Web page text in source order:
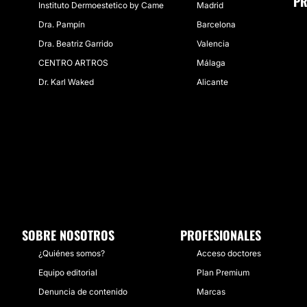
Instituto Dermoestetico by Came
Dra. Pampín
Dra. Beatriz Garrido
CENTRO ARTROS
Dr. Karl Waked
Madrid
Barcelona
Valencia
Málaga
Alicante
SOBRE NOSOTROS
¿Quiénes somos?
Equipo editorial
Denuncia de contenido
PROFESIONALES
Acceso doctores
Plan Premium
Marcas